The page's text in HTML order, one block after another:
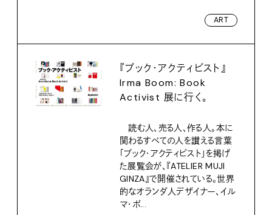
ART
『ブック・アクティビスト』
Irma Boom: Book
Activist 展に行く。
読む人、売る人、作る人。本に
関わるすべての人を讃える言葉
「ブック・アクティビスト」を掲げ
た展覧会が、『ATELIER MUJI
GINZA』で開催されている。世界
的なオランダ人デザイナー、イル
マ・ボ...